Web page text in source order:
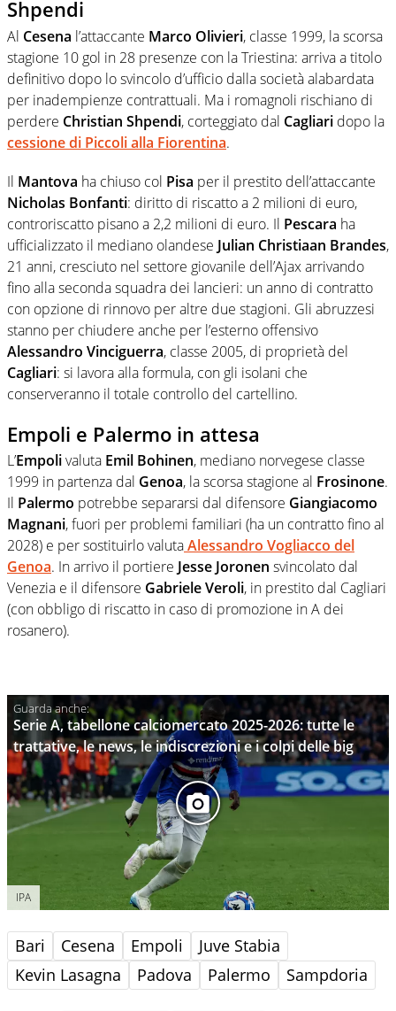
Shpendi
Al Cesena l’attaccante Marco Olivieri, classe 1999, la scorsa
stagione 10 gol in 28 presenze con la Triestina: arriva a titolo
definitivo dopo lo svincolo d’ufficio dalla società alabardata
per inadempienze contrattuali. Ma i romagnoli rischiano di
perdere Christian Shpendi, corteggiato dal Cagliari dopo la
cessione di Piccoli alla Fiorentina.
Il Mantova ha chiuso col Pisa per il prestito dell’attaccante
Nicholas Bonfanti: diritto di riscatto a 2 milioni di euro,
controriscatto pisano a 2,2 milioni di euro. Il Pescara ha
ufficializzato il mediano olandese Julian Christiaan Brandes,
21 anni, cresciuto nel settore giovanile dell’Ajax arrivando
fino alla seconda squadra dei lancieri: un anno di contratto
con opzione di rinnovo per altre due stagioni. Gli abruzzesi
stanno per chiudere anche per l’esterno offensivo
Alessandro Vinciguerra, classe 2005, di proprietà del
Cagliari: si lavora alla formula, con gli isolani che
conserveranno il totale controllo del cartellino.
Empoli e Palermo in attesa
L’Empolivaluta Emil Bohinen, mediano norvegese classe
1999 in partenza dal Genoa, la scorsa stagione al Frosinone.
Il Palermo potrebbe separarsi dal difensore Giangiacomo
Magnani, fuori per problemi familiari (ha un contratto fino al
2028) e per sostituirlo valutaAlessandro Vogliacco del
Genoa. In arrivo il portiere Jesse Joronen svincolato dal
Venezia e il difensore Gabriele Veroli, in prestito dal Cagliari
(con obbligo di riscatto in caso di promozione in A dei
rosanero).
Serie A, tabellone calciomercato 2025-2026: tutte le
trattative, le news, le indiscrezioni e i colpi delle big
IPA
Bari Cesena Empoli
Juve Stabia
Kevin Lasagna
Padova Palermo Sampdoria